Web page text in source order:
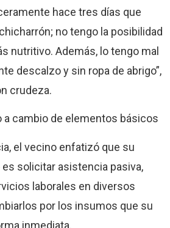
hace tres días que
no tengo la posibilidad
nutritivo. Además, lo tengo mal
descalzo y sin ropa de abrigo”,
crudeza.
a cambio de elementos básicos
el vecino enfatizó que su
solicitar asistencia pasiva,
laborales en diversos
por los insumos que su
inmediata.